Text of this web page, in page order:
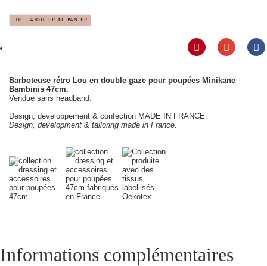
TOUT AJOUTER AU PANIER
Barboteuse rétro Lou en double gaze pour poupées Minikane
Bambinis 47cm.
Vendue sans headband.
Design, développement & confection MADE IN FRANCE.
Design, development & tailoring made in France.
Informations complémentaires